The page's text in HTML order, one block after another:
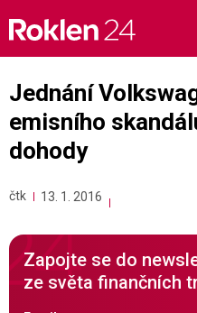
content
Jednání
emisního
dohody
čtk 13. 1. 2016
Zapojte se do
ze světa finančních